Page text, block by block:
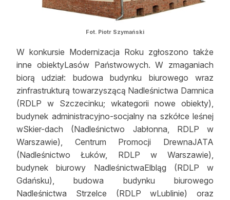
Fot. Piotr Szymański
W konkursie Modernizacja Roku zgłoszono także
inne obiektyLasów Państwowych. W zmaganiach
biorą udział: budowa budynku biurowego wraz
zinfrastrukturą towarzyszącą Nadleśnictwa Damnica
(RDLP w Szczecinku; wkategorii nowe obiekty),
budynek administracyjno-socjalny na szkółce leśnej
wSkier-dach (Nadleśnictwo Jabłonna, RDLP w
Warszawie), Centrum Promocji DrewnaJATA
(Nadleśnictwo Łuków, RDLP w Warszawie),
budynek biurowy NadleśnictwaElbląg (RDLP w
Gdańsku), budowa budynku biurowego
Nadleśnictwa Strzelce (RDLP wLublinie) oraz